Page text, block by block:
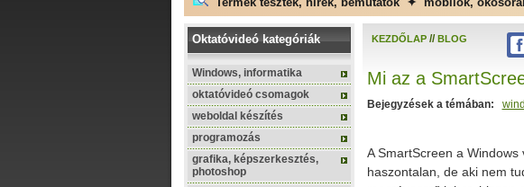
Oktatóvideó kategóriák
Windows, informatika
oktatóvideó csomagok
weboldal készítés
programozás
grafika, képszerkesztés,
photoshop
KEZDŐLAP // BLOG
Mi az a
Bejegyzések a témában:
A SmartScreen a
haszontalan, de aki nem